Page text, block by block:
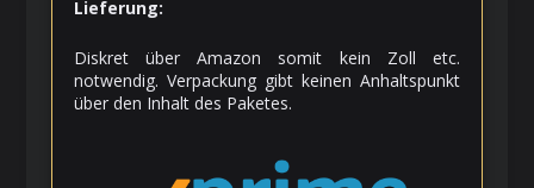
Lieferung:
Diskret über Amazon somit kein Zoll etc.
notwendig. Verpackung gibt keinen Anhaltspunkt
über den Inhalt des Paketes.